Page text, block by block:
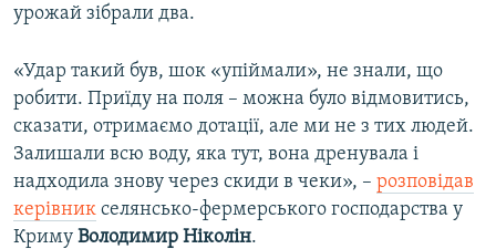
урожай зібрали два.
«‎Удар такий був, шок «‎упіймали», не знали, що
робити. Приїду на поля – можна було відмовитись,
сказати, отримаємо дотації, але ми не з тих людей.
Залишали всю воду, яка тут, вона дренувала і
надходила знову через скиди в чеки», – розповідав
керівник селянсько-фермерського господарства у
Криму Володимир Ніколін.